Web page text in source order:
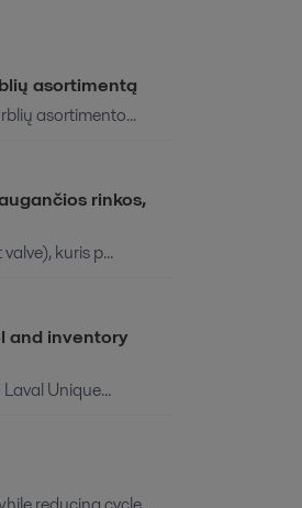
asortimentą
asortimento...
rinkos,
kuris p...
and inventory
Unique...